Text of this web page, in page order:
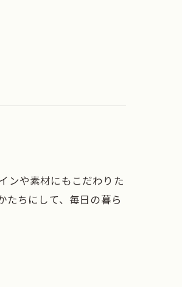
ンや素材にもこだわりた
たちにして、毎日の暮ら